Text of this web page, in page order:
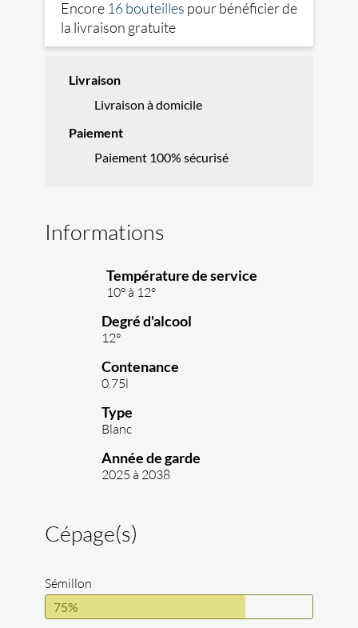
Encore 16 bouteilles pour bénéficier de
la livraison gratuite
Livraison
Livraison à domicile
Paiement
Paiement 100% sécurisé
Informations
Température de service
10° à 12°
Degré d'alcool
12°
Contenance
0.75l
Type
Blanc
Année de garde
2025 à 2038
Cépage(s)
Sémillon
75%